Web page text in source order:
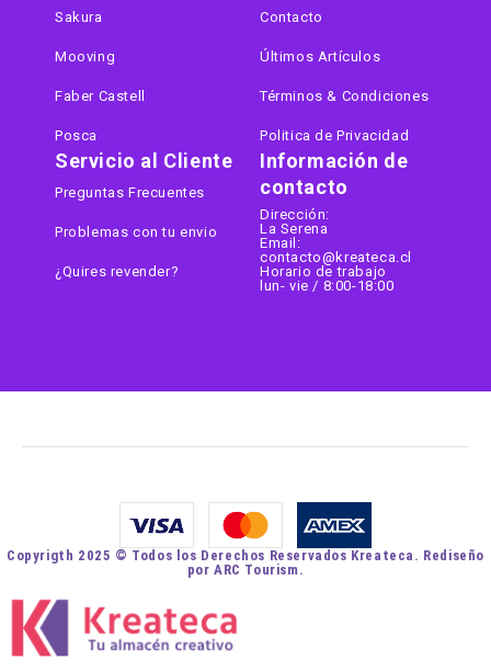
Información de
contacto
Dirección:
La Serena
Email:
contacto@kreateca.cl
Horario de trabajo
lun- vie / 8:00-18:00
Sakura
Mooving
Faber Castell
Posca
Contacto
Últimos Artículos
Términos & Condiciones
Politica de Privacidad
Servicio al Cliente
Preguntas Frecuentes
Problemas con tu envio
¿Quires revender?
Copyrigth 2025 © Todos los Derechos Reservados Kreateca. Rediseño
por ARC Tourism.